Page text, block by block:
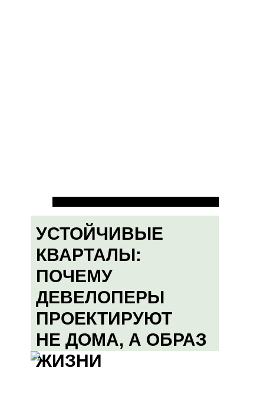
УСТОЙЧИВЫЕ
КВАРТАЛЫ:
ПОЧЕМУ
ДЕВЕЛОПЕРЫ
ПРОЕКТИРУЮТ
НЕ ДОМА, А ОБРАЗ
ЖИЗНИ